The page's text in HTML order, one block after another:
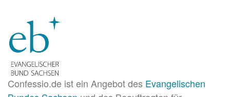
Confessio.de ist ein Angebot des Evangelischen